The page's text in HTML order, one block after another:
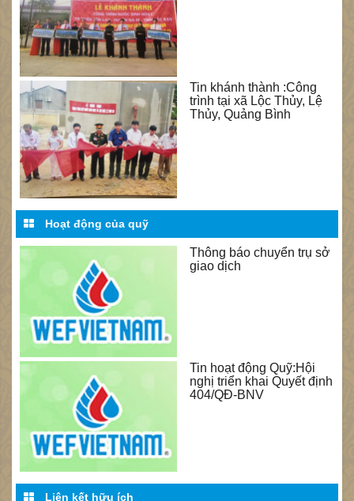
Tin khánh thành :Công
trình tại xã Lộc Thủy, Lệ
Thủy, Quảng Bình
Hoạt động của quỹ
Thông báo chuyển trụ sở
giao dịch
Tin hoạt động Quỹ:Hội
nghị triển khai Quyết định
404/QĐ-BNV
Liên kết hữu ích